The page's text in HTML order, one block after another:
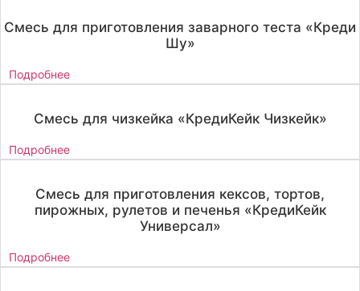
Смесь для приготовления заварного теста «Креди
Шу»
Подробнее
Смесь для чизкейка «КредиКейк Чизкейк»
Подробнее
Смесь для приготовления кексов, тортов,
пирожных, рулетов и печенья «КредиКейк
Универсал»
Подробнее